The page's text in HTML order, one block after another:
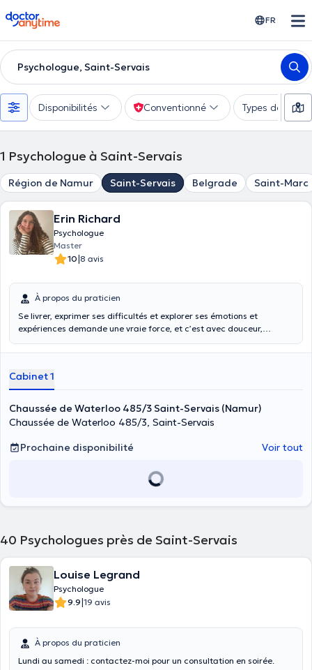
doctoranytime FR
Psychologue, Saint-Servais
Disponibilités Conventionné Types de
1 Psychologue à Saint-Servais
Région de Namur Saint-Servais Belgrade Saint-Marc
Erin Richard
Psychologue
Master
10|8 avis
À propos du praticien
Se livrer, exprimer ses difficultés et explorer ses émotions et
expériences demande une vraie force, et c’est avec douceur,
espace sûr et respectueux pour votre parole et votre vécu.
Cabinet 1
Chaussée de Waterloo 485/3 Saint-Servais (Namur)
Chaussée de Waterloo 485/3, Saint-Servais
Prochaine disponibilité
Voir tout
40 Psychologues près de Saint-Servais
Louise Legrand
Psychologue
9.9|19 avis
À propos du praticien
Lundi au samedi : contactez-moi pour un consultation en soirée.